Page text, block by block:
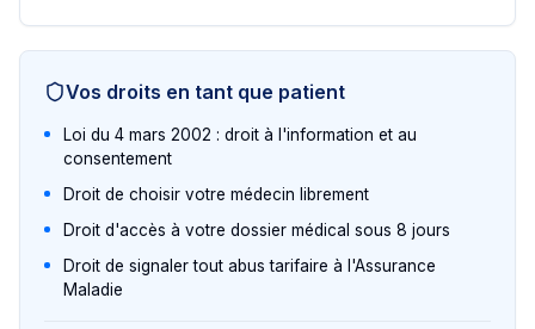
Vos droits en tant que patient
Loi du 4 mars 2002 : droit à l'information et au
consentement
Droit de choisir votre médecin librement
Droit d'accès à votre dossier médical sous 8 jours
Droit de signaler tout abus tarifaire à l'Assurance
Maladie